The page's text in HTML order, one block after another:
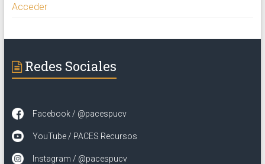
Acceder
Redes Sociales
Facebook / @pacespucv
YouTube / PACES Recursos
Instagram / @pacespucv